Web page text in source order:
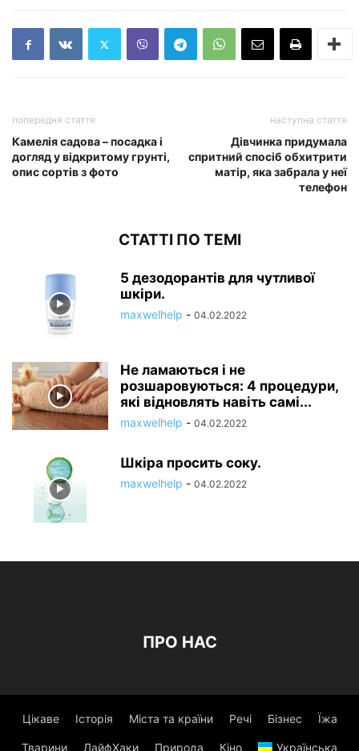
попередня стаття
Камелія садова – посадка і
догляд у відкритому грунті,
опис сортів з фото
наступна стаття
Дівчинка придумала
спритний спосіб обхитрити
матір, яка забрала у неї
телефон
СТАТТІ ПО ТЕМІ
5 дезодорантів для чутливої
шкіри.
maxwelhelp - 04.02.2022
Не ламаються і не
розшаровуються: 4 процедури,
які відновлять навіть самі...
maxwelhelp - 04.02.2022
Шкіра просить соку.
maxwelhelp - 04.02.2022
ПРО НАС
Цікаве Історія Міста та країни Речі Бізнес Їжа
Тварини ЛайфХаки Природа Кіно Українська